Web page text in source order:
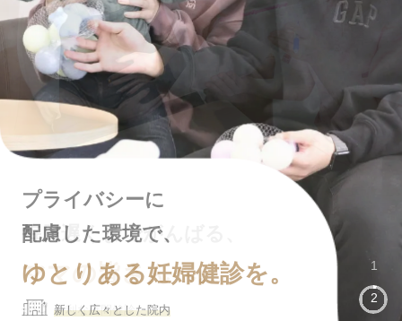
プライバシーに
配慮した環境で、
ゆとりある妊婦健診を。
新しく広々とした院内
毎日遅くまでがんばる、
ママの皆さんへ。
便利な夜間健診
総合病院ならではの
充実したスタッフが、
大切な出産を支えます。
総合病院ならではの医療体制
1
2